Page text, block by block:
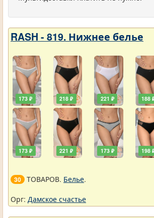
RASH - 819. Нижнее белье
173 ₽
173 ₽
218 ₽
221 ₽
221 ₽
173 ₽
188
198
30 ТОВАРОВ. Белье.
Орг: Дамское счастье